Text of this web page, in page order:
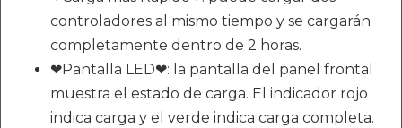
controladores al mismo tiempo y se cargarán
completamente dentro de 2 horas.
❤Pantalla LED❤: la pantalla del panel frontal
muestra el estado de carga. El indicador rojo
indica carga y el verde indica carga completa.